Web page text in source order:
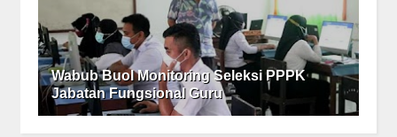
Wabub Buol Monitoring Seleksi PPPK
Jabatan Fungsional Guru